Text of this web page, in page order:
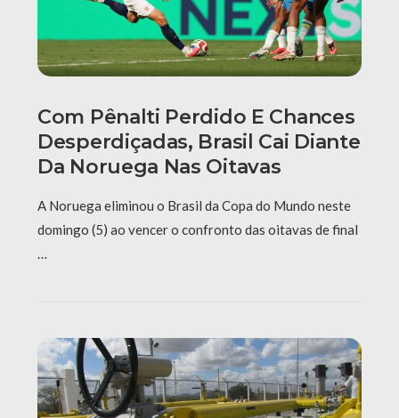
Com Pênalti Perdido E Chances
Desperdiçadas, Brasil Cai Diante
Da Noruega Nas Oitavas
A Noruega eliminou o Brasil da Copa do Mundo neste
domingo (5) ao vencer o confronto das oitavas de final
…